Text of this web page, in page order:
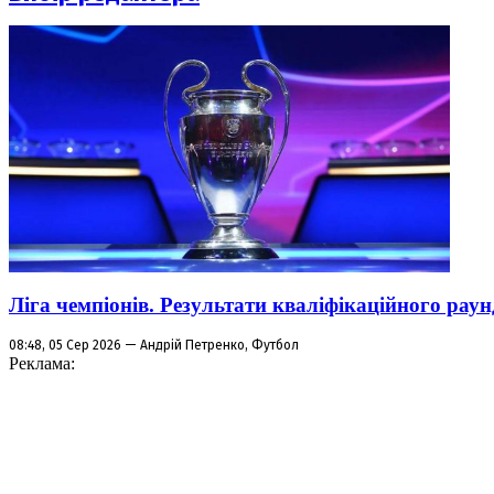
Ліга чемпіонів. Результати кваліфікаційного
08:48, 05 Сер 2026 — Андрій Петренко, Футбол
Реклама: